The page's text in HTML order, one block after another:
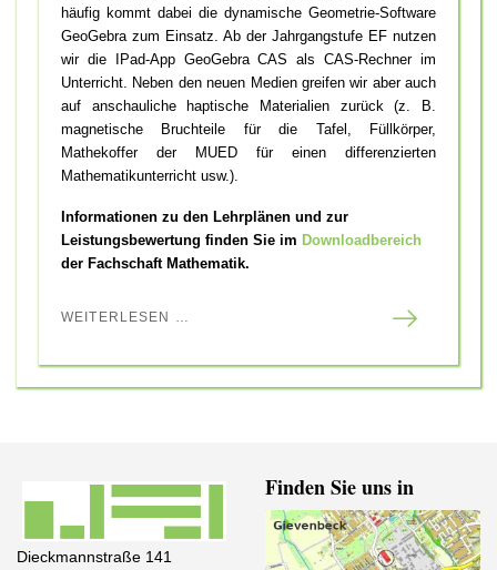
häufig kommt dabei die dynamische Geometrie-Software
GeoGebra zum Einsatz. Ab der Jahrgangstufe EF nutzen
wir die IPad-App GeoGebra CAS als CAS-Rechner im
Unterricht. Neben den neuen Medien greifen wir aber auch
auf anschauliche haptische Materialien zurück (z. B.
magnetische Bruchteile für die Tafel, Füllkörper,
Mathekoffer der MUED für einen differenzierten
Mathematikunterricht usw.).
Informationen zu den Lehrplänen und zur
Leistungsbewertung finden Sie im Downloadbereich
der Fachschaft Mathematik.
WEITERLESEN …
Dieckmannstraße 141
Finden Sie uns in